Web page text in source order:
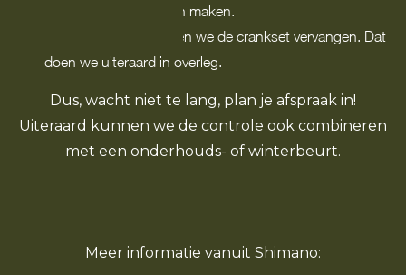
weer mooie ritten gaan maken.
In enkele gevallen zullen we de crankset vervangen. Dat
doen we uiteraard in overleg.
Dus, wacht niet te lang, plan je afspraak in!
Uiteraard kunnen we de controle ook combineren
met een onderhouds- of winterbeurt.
Meer informatie vanuit Shimano: